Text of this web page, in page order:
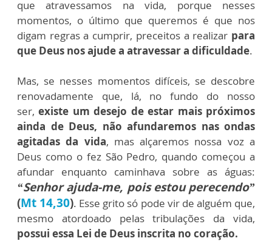
que atravessamos na vida, porque nesses
momentos, o último que queremos é que nos
digam regras a cumprir, preceitos a realizar para
que Deus nos ajude a atravessar a dificuldade.
Mas, se nesses momentos difíceis, se descobre
renovadamente que, lá, no fundo do nosso
ser,existe um desejo de estar mais próximos
ainda de Deus, não afundaremos nas ondas
agitadas da vida, mas alçaremos nossa voz a
Deus como o fez São Pedro, quando começou a
afundar enquanto caminhava sobre as águas:
“Senhor ajuda-me, pois estou perecendo”
(Mt 14,30). Esse grito só pode vir de alguém que,
mesmo atordoado pelas tribulações da vida,
possui essa Lei de Deus inscrita no coração.